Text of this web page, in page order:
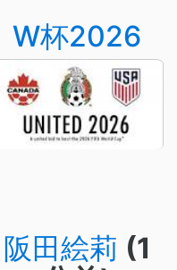
W杯2026
阪田絵莉 (1